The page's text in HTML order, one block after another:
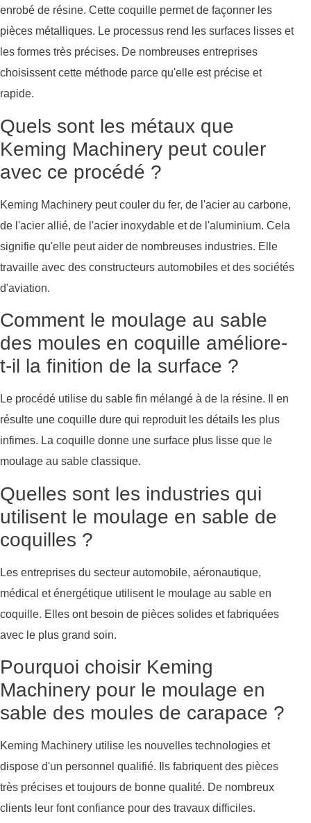
enrobé de résine. Cette coquille permet de façonner les
pièces métalliques. Le processus rend les surfaces lisses et
les formes très précises. De nombreuses entreprises
choisissent cette méthode parce qu'elle est précise et
rapide.
Quels sont les métaux que
Keming Machinery peut couler
avec ce procédé ?
Keming Machinery peut couler du fer, de l'acier au carbone,
de l'acier allié, de l'acier inoxydable et de l'aluminium. Cela
signifie qu'elle peut aider de nombreuses industries. Elle
travaille avec des constructeurs automobiles et des sociétés
d'aviation.
Comment le moulage au sable
des moules en coquille améliore-
t-il la finition de la surface ?
Le procédé utilise du sable fin mélangé à de la résine. Il en
résulte une coquille dure qui reproduit les détails les plus
infimes. La coquille donne une surface plus lisse que le
moulage au sable classique.
Quelles sont les industries qui
utilisent le moulage en sable de
coquilles ?
Les entreprises du secteur automobile, aéronautique,
médical et énergétique utilisent le moulage au sable en
coquille. Elles ont besoin de pièces solides et fabriquées
avec le plus grand soin.
Pourquoi choisir Keming
Machinery pour le moulage en
sable des moules de carapace ?
Keming Machinery utilise les nouvelles technologies et
dispose d'un personnel qualifié. Ils fabriquent des pièces
très précises et toujours de bonne qualité. De nombreux
clients leur font confiance pour des travaux difficiles.